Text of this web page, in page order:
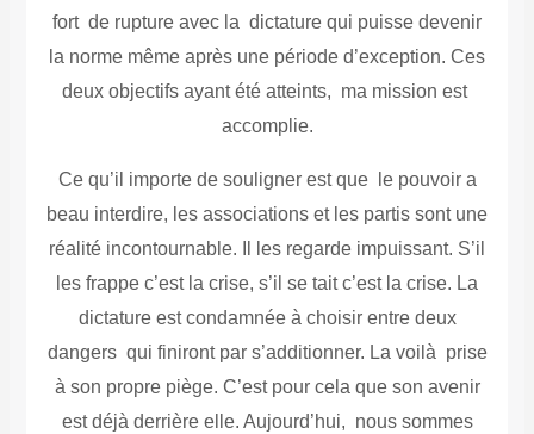
fort de rupture avec la dictature qui puisse devenir
la norme même après une période d’exception. Ces
deux objectifs ayant été atteints, ma mission est
accomplie.
Ce qu’il importe de souligner est que
le pouvoir a
beau interdire, les associations et les partis sont une
réalité incontournable. Il les regarde impuissant. S’il
les frappe c’est la crise, s’il se tait c’est la crise. La
dictature est condamnée à choisir entre deux
dangers qui finiront par s’additionner. La voilà prise
à son propre piège. C’est pour cela que son avenir
est déjà derrière elle. Aujourd’hui, nous sommes